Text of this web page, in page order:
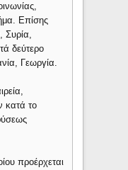
Επίσης
Συρία,
δεύτερο
Γεωργία.
κατά το
προέρχεται